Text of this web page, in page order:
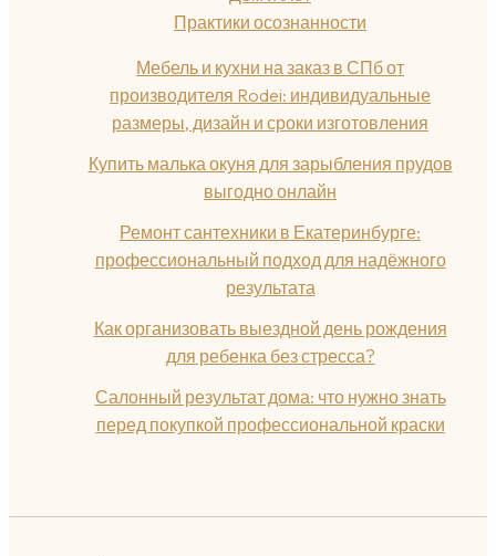
Практики осознанности
Мебель и кухни на заказ в СПб от
производителя Rodei: индивидуальные
размеры, дизайн и сроки изготовления
Купить малька окуня для зарыбления прудов
выгодно онлайн
Ремонт сантехники в Екатеринбурге:
профессиональный подход для надёжного
результата
Как организовать выездной день рождения
для ребенка без стресса?
Салонный результат дома: что нужно знать
перед покупкой профессиональной краски